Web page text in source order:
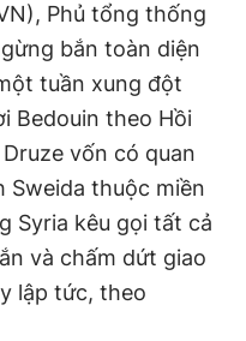
hệ quảng cáo
Phủ tổng thống
bắn toàn diện
tuần xung đột
Bedouin theo Hồi
vốn có quan
Sweida thuộc miền
Syria kêu gọi tất cả
và chấm dứt giao
lập tức, theo